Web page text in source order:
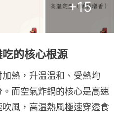
+15
的核心根源
熱，升温温和、受熱均
而空氣炸鍋的核心是高速
風，高温熱風極速穿透食